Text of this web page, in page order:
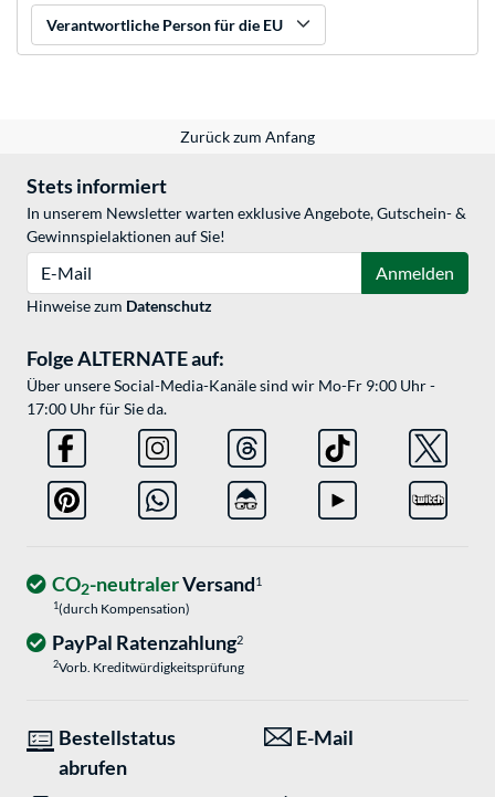
Verantwortliche Person für die EU
Zurück zum Anfang
Stets informiert
In unserem Newsletter warten exklusive Angebote, Gutschein- &
Gewinnspielaktionen auf Sie!
Anmelden
Hinweise zum Datenschutz
Folge ALTERNATE auf:
Über unsere Social-Media-Kanäle sind wir Mo-Fr 9:00 Uhr -
17:00 Uhr für Sie da.
CO2-neutralerVersand1
1(durch Kompensation)
PayPal Ratenzahlung2
2Vorb. Kreditwürdigkeitsprüfung
Bestellstatus
abrufen
E-Mail